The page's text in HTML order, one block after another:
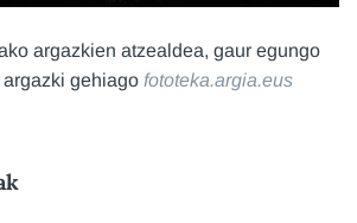
argazkien atzealdea, gaur egungo
gehiago fototeka.argia.eus